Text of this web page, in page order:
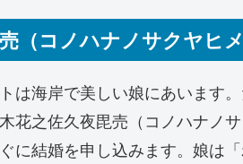
（コノハナノサクヤヒメ
は海岸で美しい娘にあいます
花之佐久夜毘売（コノハナノ
に結婚を申し込みます。娘は